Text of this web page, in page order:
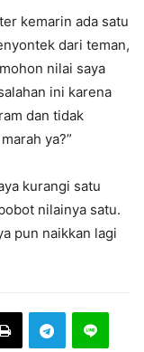
kemarin ada satu
dari teman,
nilai saya
ini karena
dan tidak
ya?”
kurangi satu
nilainya satu.
pun naikkan lagi